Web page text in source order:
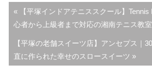
« 【平塚インドアテニススクール】Tennis
心者から上級者まで対応の湘南テニス教室
【平塚の老舗スイーツ店】アンセプス｜
直に作られた幸せのスロースイーツ »